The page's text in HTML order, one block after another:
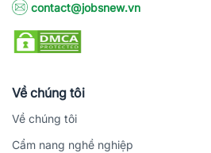
contact@jobsnew.vn
Về chúng tôi
Về chúng tôi
Cẩm nang nghề nghiệp